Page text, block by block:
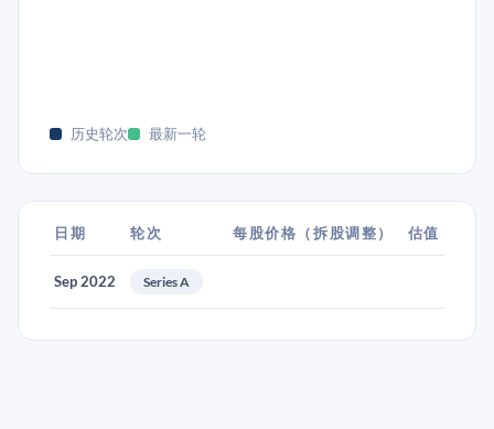
历史轮次 最新一轮
日期 轮次 每股价格（拆股调整） 估值
Sep 2022 Series A